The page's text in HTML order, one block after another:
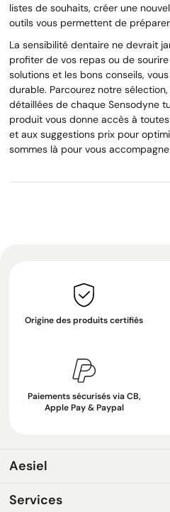
listes de souhaits, créer une
outils vous permettent de
La sensibilité dentaire ne devrait
profiter de vos repas ou de
solutions et les bons conseils,
durable. Parcourez notre
détaillées de chaque Sensodyne
produit vous donne accès à
et aux suggestions prix pour
sommes là pour vous
Origine des produits certifiés
Paiements sécurisés via CB,
Apple Pay & Paypal
Aesiel
Services